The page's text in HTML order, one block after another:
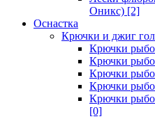
Оникс) [2]
Оснастка
Крючки и джиг
Крючки
Крючки
Крючки
Крючки
Крючки
[0]